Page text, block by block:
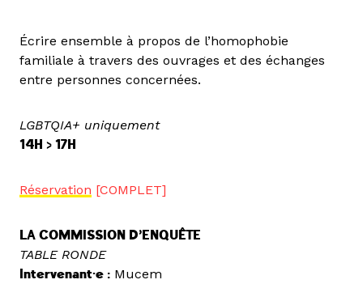
Écrire ensemble à propos de l’homophobie
familiale à travers des ouvrages et des échanges
entre personnes concernées.
LGBTQIA+ uniquement
14H > 17H
Réservation [COMPLET]
LA COMMISSION D’ENQUÊTE
TABLE RONDE
Intervenant·e : Mucem